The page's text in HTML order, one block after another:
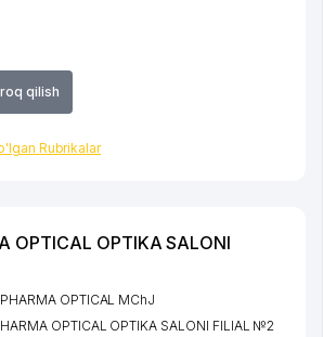
qilish
Rubrikalar
OPTICAL OPTIKA SALONI
OPTICAL MChJ
OPTICAL OPTIKA SALONI FILIAL №2